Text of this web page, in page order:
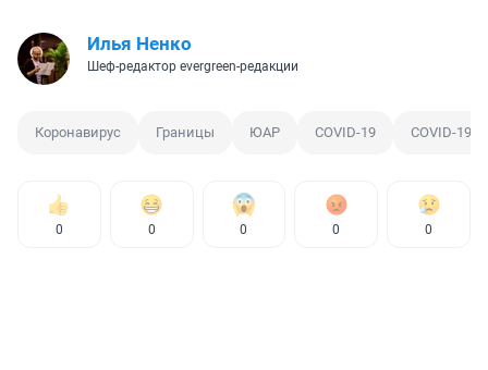
Илья Ненко
Шеф-редактор evergreen-редакции
Коронавирус Границы ЮАР COVID-19 COVID-19
0 0 0 0 0